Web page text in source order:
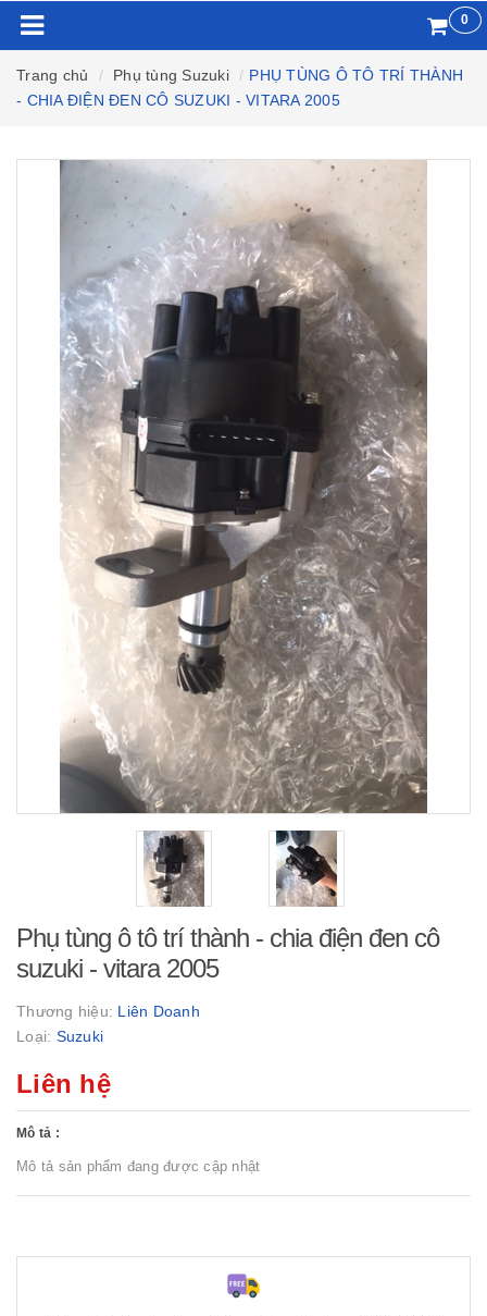
0
Trang chủ Phụ tùng Suzuki
PHỤ TÙNG Ô TÔ TRÍ THÀNH
- CHIA ĐIỆN ĐEN CÔ SUZUKI - VITARA 2005
Phụ tùng ô tô trí thành - chia điện đen cô
suzuki - vitara 2005
Thương hiệu: Liên Doanh
Loại: Suzuki
Liên hệ
Mô tả :
Mô tả sản phẩm đang được cập nhật